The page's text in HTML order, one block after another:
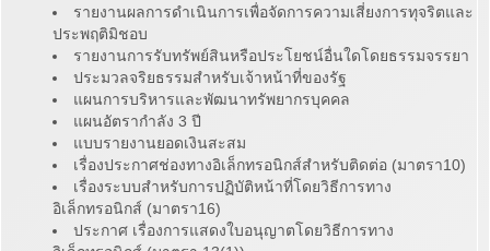
รายงานผลการดำเนินการเพื่อจัดการความเสี่ยงการทุจริตและ
ประพฤติมิชอบ
รายงานการรับทรัพย์สินหรือประโยชน์อื่นใดโดยธรรมจรรยา
ประมวลจริยธรรมสำหรับเจ้าหน้าที่ของรัฐ
แผนการบริหารและพัฒนาทรัพยากรบุคคล
แผนอัตรากำลัง 3 ปี
แบบรายงานยอดเงินสะสม
เรื่องประกาศช่องทางอิเล็กทรอนิกส์สำหรับติดต่อ (มาตรา10)
เรื่องระบบสำหรับการปฏิบัติหน้าที่โดยวิธีการทาง
อิเล็กทรอนิกส์ (มาตรา16)
ประกาศ เรื่องการแสดงใบอนุญาตโดยวิธีการทาง